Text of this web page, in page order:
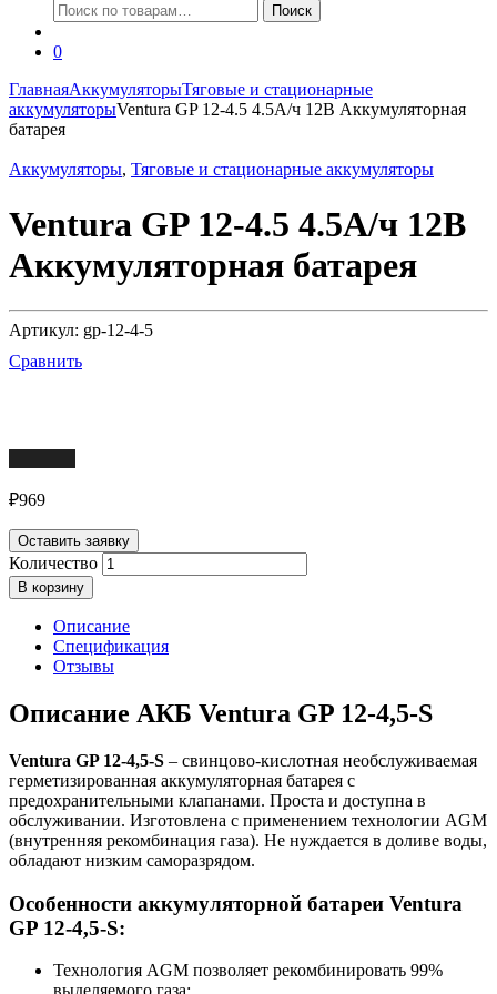
Искать:
Поиск
0
ГлавнаяАккумуляторыТяговые и стационарные
аккумуляторыVentura GP 12-4.5 4.5А/ч 12В Аккумуляторная
батарея
Аккумуляторы, Тяговые и стационарные аккумуляторы
Ventura GP 12-4.5 4.5А/ч 12В
Аккумуляторная батарея
Артикул: gp-12-4-5
Сравнить
₽969
Оставить заявку
Количество
В корзину
Описание
Спецификация
Отзывы
Описание АКБ Ventura GP 12-4,5-S
Ventura GP 12-4,5-S – свинцово-кислотная необслуживаемая
герметизированная аккумуляторная батарея с
предохранительными клапанами. Проста и доступна в
обслуживании. Изготовлена с применением технологии AGM
(внутренняя рекомбинация газа). Не нуждается в доливе воды,
обладают низким саморазрядом.
Особенности аккумуляторной батареи Ventura
GP 12-4,5-S:
Технология AGM позволяет рекомбинировать 99%